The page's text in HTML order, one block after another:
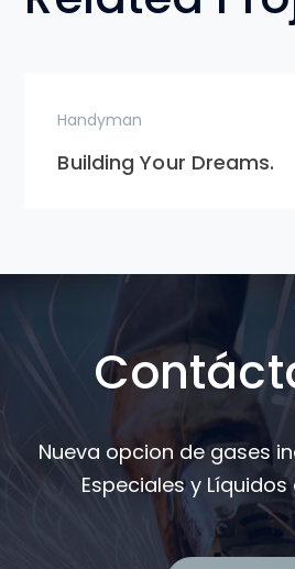
Handyman
Building Your Dreams.
Nueva opcion de gases
Especiales y